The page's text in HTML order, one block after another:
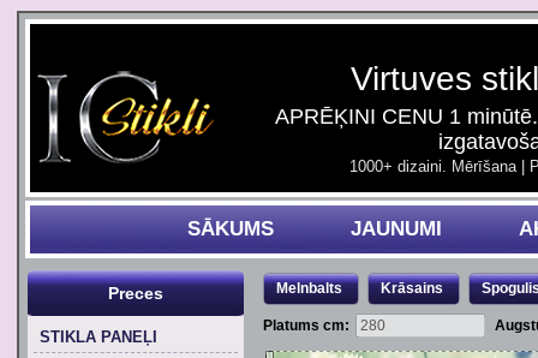
Virtuves
APRĒĶINI CENU 1
1000+ dizaini. Mērīšana |
SĀKUMS JAUNUMI
Melnbalts Krāsains
Platums cm:
Preces
STIKLA PANEĻI